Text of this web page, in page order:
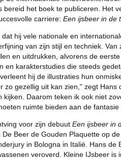
bereid het boek te publiceren. Het
carriere: Een ijsbeer in de
hij vele nationale en
van zijn stijl en techniek.
en uitdrukken, alvorens de
en karakterstudies die steeds
hij de illustraties hun
zo gezellig uit kan zien," zegt
kijken. Daarom teken ik ook niet
ruimte bieden aan de fantasie
voor zijn debuut Een ijsbeer in
De Beer de Gouden Plaquette op
in Bologna in Italië. Hans
veroverd. Kleine IJsbeer